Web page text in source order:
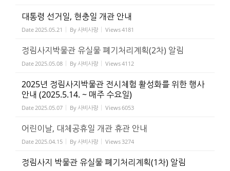
대통령 선거일, 현충일 개관 안내
Date2025.05.21 By사비사랑 Views4181
정림사지박물관 유실물 폐기처리계획(2차) 알림
Date2025.05.08 By사비사랑 Views4112
2025년 정림사지박물관 전시체험 활성화를 위한 행사
안내 (2025.5.14. ~ 매주 수요일)
Date2025.05.07 By사비사랑 Views6053
어린이날, 대체공휴일 개관 휴관 안내
Date2025.04.15 By사비사랑 Views3274
정림사지 박물관 유실물 폐기처리계획(1차) 알림